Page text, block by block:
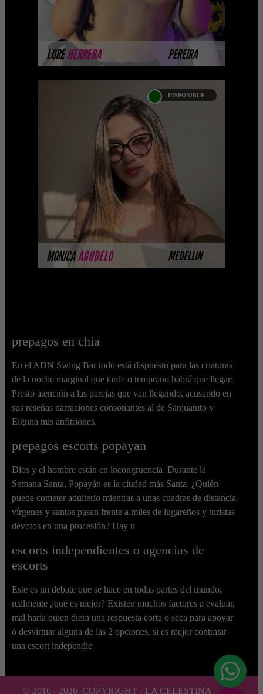
LOREHERRERA PEREIRA
MÁS INFORMACIÓN
MONICAAGUDELO MEDELLIN
DISPONIBLE
MONICA AGUDELO
...Próximamente.... Algunas de nuestras
modelos aún no tienen imágenes
disponibles en la web porque están
completando su ses ...
MÁS INFORMACIÓN
prepagos en chia
En el ADN Swing Bar todo está dispuesto para las criaturas
de la noche marginal que tarde o temprano habrá que llegar:
Presto atención a las parejas que van llegando, acusando en
sus reseñas narraciones consonantes al de Sanjuanito y
Eignna mis anfitriones.
prepagos escorts popayan
Dios y el hombre están en incongruencia. Durante la
Semana Santa, Popayán es la ciudad más Santa. ¿Quién
puede cometer adulterio mientras a unas cuadras de distancia
vírgenes y santos pasan frente a miles de lugareños y turistas
devotos en una procesión? Hay u
escorts independientes o agencias de
escorts
Este es un debate que se hace en todas partes del mundo,
realmente ¿qué es mejor? Existen muchos factores a evaluar,
mal haría quien diera una respuesta corta o seca para apoyar
o desvirtuar alguna de las 2 opciones, si es mejor contratar
una escort independie
© 2016 - 2026 COPYRIGHT - LA CELESTINA